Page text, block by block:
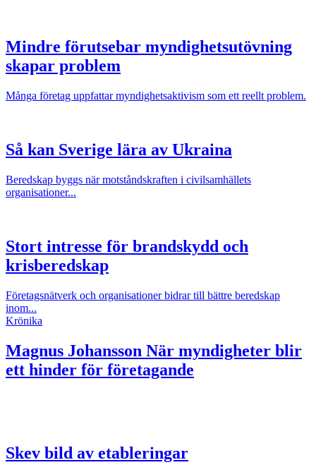
Mindre förutsebar myndighetsutövning
skapar problem
Många företag uppfattar myndighetsaktivism som ett reellt problem.
Så kan Sverige lära av Ukraina
Beredskap byggs när motståndskraften i civilsamhällets
organisationer...
Stort intresse för brandskydd och
krisberedskap
Företagsnätverk och organisationer bidrar till bättre beredskap
inom...
Krönika
Magnus Johansson När myndigheter blir
ett hinder för företagande
Skev bild av etableringar